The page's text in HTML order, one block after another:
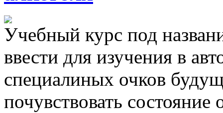
Учебный курс под
ввести для изучения в
специалиных очков
почувствовать состояние